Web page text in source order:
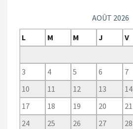
AOÛT 2026
L
M M J V
3
4 5 6 7
10
11 12 13 14
17
18 19 20 21
24
25 26 27 28